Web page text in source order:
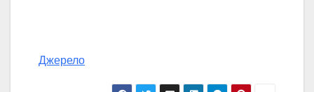
Джерело